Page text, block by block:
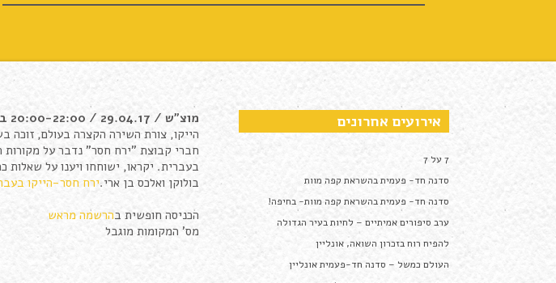
מוצ"ש / 29.04.17 /
20:00-22:00 בסטודיו ביפו
הייקו, צורת השירה הקצרה בעולם, זוכה
חברי קבוצת "ירח חסר" נדבר על מקורות
בעברית. יקראו, ישוחחו ויענו על שאלות
בולוקן ואלכס בן ארי.ירח חסר-הייקו
הכניסה חופשית בהרשמה מראש
מס' המקומות מוגבל
אירועים אחרונים
7 על 7
סדנה חד- פעמית בהשראת קפה מוות
סדנה חד- פעמית בהשראת קפה מוות- בחיפה!
ערב סיפורים אמיתיים – לחיות בעיר הגדולה
להפיח רוח בזכרון השואה, אונליין
העולם כמשל – סדנה חד-פעמית אונליין